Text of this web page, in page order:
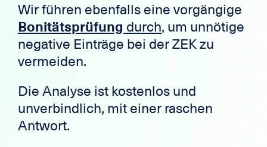
Wir führen ebenfalls eine vorgängige
Bonitätsprüfung durch, um unnötige
negative Einträge bei der ZEK zu
vermeiden.
Die Analyse ist kostenlos und
unverbindlich, mit einer raschen
Antwort.